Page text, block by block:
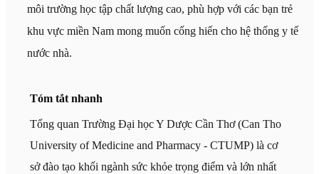
môi trường học tập chất lượng cao, phù hợp với các bạn trẻ
khu vực miền Nam mong muốn cống hiến cho hệ thống y tế
nước nhà.
Tóm tắt nhanh
Tổng quan Trường Đại học Y Dược Cần Thơ (Can Tho
University of Medicine and Pharmacy - CTUMP) là cơ
sở đào tạo khối ngành sức khỏe trọng điểm và lớn nhất